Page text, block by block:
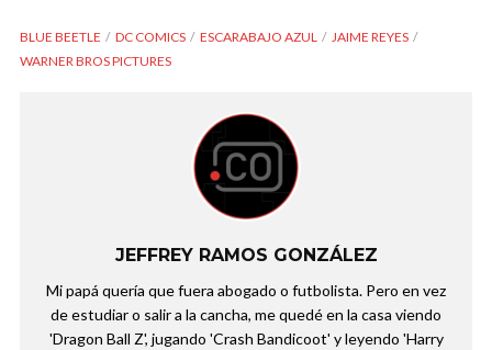
BLUE BEETLE DC COMICS ESCARABAJO AZUL
JAIME REYES
WARNER BROS PICTURES
JEFFREY RAMOS GONZÁLEZ
Mi papá quería que fuera abogado o futbolista. Pero en vez
de estudiar o salir a la cancha, me quedé en la casa viendo
'Dragon Ball Z', jugando 'Crash Bandicoot' y leyendo 'Harry